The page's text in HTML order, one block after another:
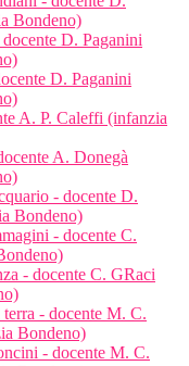
Bondeno)
D. Paganini
D. Paganini
A. P. Caleffi (infanzia
A. Donegà
- docente D.
Bondeno)
- docente C.
- docente C. GRaci
- docente M. C.
Bondeno)
- docente M. C.